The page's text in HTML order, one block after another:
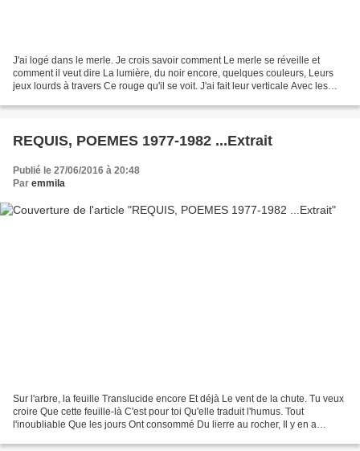
J'ai logé dans le merle. Je crois savoir comment Le merle se réveille et
comment il veut dire La lumière, du noir encore, quelques couleurs, Leurs
jeux lourds à travers Ce rouge qu'il se voit. J'ai fait leur verticale Avec les
REQUIS, POEMES 1977-1982 ...Extrait
Publié le 27/06/2016 à 20:48
Par emmila
Sur l'arbre, la feuille Translucide encore Et déjà Le vent de la chute. Tu veux
croire Que cette feuille-là C'est pour toi Qu'elle traduit l'humus. Tout
l'inoubliable Que les jours Ont consommé Du lierre au rocher, Il y en a